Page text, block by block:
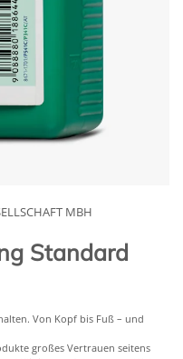
MBH
Standard
Von Kopf bis Fuß – und
großes Vertrauen seitens